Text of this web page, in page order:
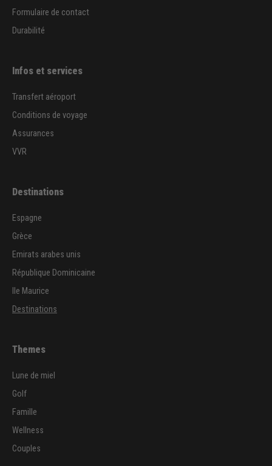
Formulaire de contact
Durabilité
Infos et services
Transfert aéroport
Conditions de voyage
Assurances
VVR
Destinations
Espagne
Grèce
Emirats arabes unis
République Dominicaine
Ile Maurice
Destinations
Themes
Lune de miel
Golf
Famille
Wellness
Couples